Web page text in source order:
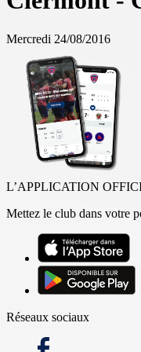
Mercredi 24/08/2016
L’APPLICATION
Mettez le club dans votre
Réseaux sociaux